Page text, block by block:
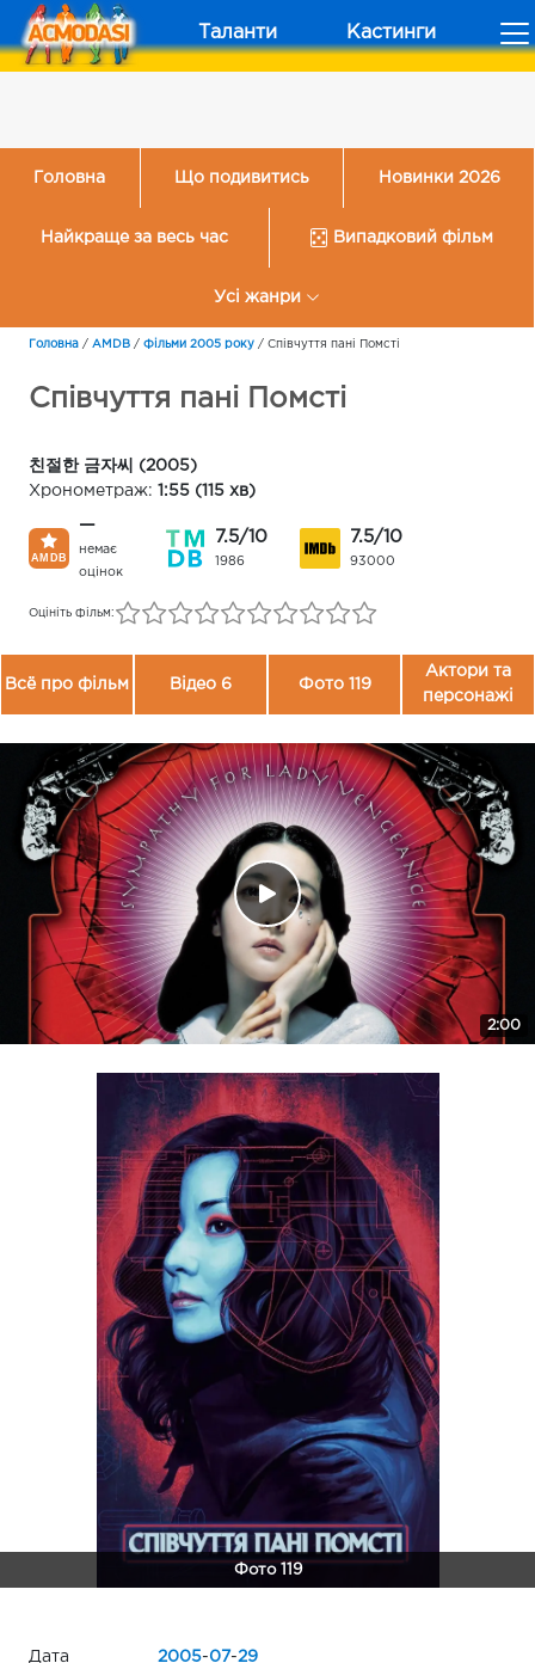
Таланти Кастинги
Головна Що подивитись Новинки 2026
Найкраще за весь час Випадковий фільм
Усі жанри
Головна / AMDB / Фільми 2005 року / Співчуття пані Помсті
Співчуття пані Помсті
친절한 금자씨 (2005)
Хронометраж: 1:55 (115 хв)
—
немає
оцінок
7.5/10
1986
7.5/10
93000
Оцініть фільм:
Всё про фільм Відео 6 Фото 119
Актори та
персонажі
2:00
Фото 119
Дата
2005-07-29